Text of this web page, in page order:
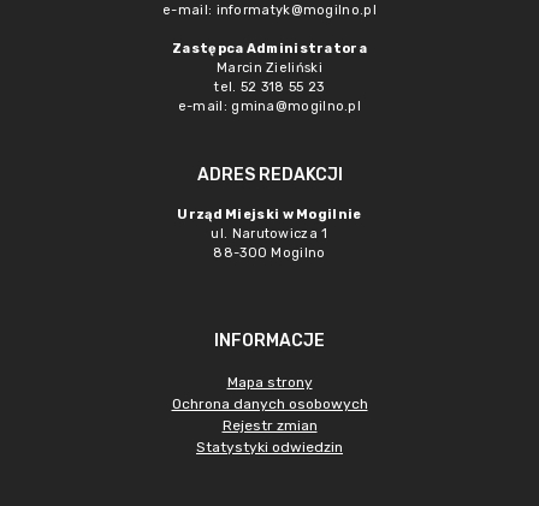
e-mail: informatyk@mogilno.pl
Zastępca Administratora
Marcin Zieliński
tel. 52 318 55 23
e-mail: gmina@mogilno.pl
ADRES REDAKCJI
Urząd Miejski w Mogilnie
ul. Narutowicza 1
88-300 Mogilno
INFORMACJE
Mapa strony
Ochrona danych osobowych
Rejestr zmian
Statystyki odwiedzin